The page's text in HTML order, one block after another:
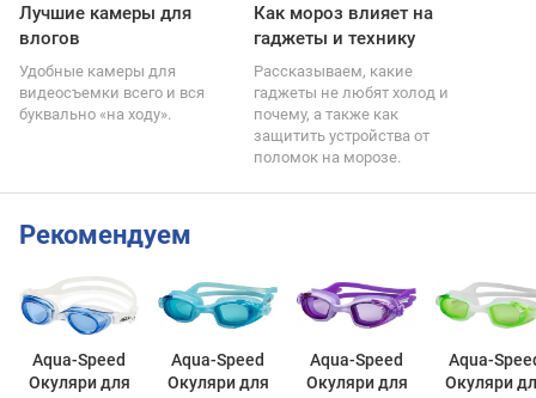
Лучшие камеры для
влогов
Удобные камеры для
видеосъемки всего и вся
буквально «на ходу».
Как мороз влияет на
гаджеты и технику
Рассказываем, какие
гаджеты не любят холод и
почему, а также как
защитить устройства от
поломок на морозе.
Рекомендуем
Aqua-Speed
Окуляри для
Aqua-Speed
Окуляри для
Aqua-Speed
Окуляри для
Aqua-
Окуляри